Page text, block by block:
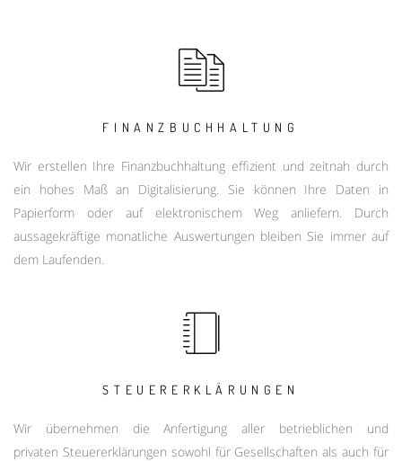
FINANZBUCHHALTUNG
Wir erstellen Ihre Finanzbuchhaltung effizient und zeitnah durch
ein hohes Maß an Digitalisierung. Sie können Ihre Daten in
Papierform oder auf elektronischem Weg anliefern. Durch
aussagekräftige monatliche Auswertungen bleiben Sie immer auf
dem Laufenden.
STEUERERKLÄRUNGEN
Wir übernehmen die Anfertigung aller betrieblichen und
privaten Steuererklärungen sowohl für Gesellschaften als auch für